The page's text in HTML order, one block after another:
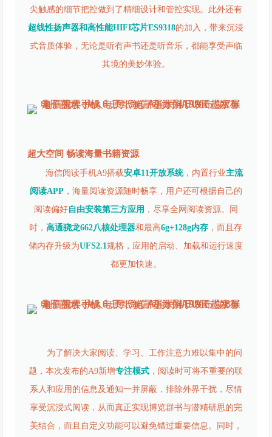
尖触感的细节把控做到了精细设计和管控实现。此外还有
超线性扬声器和高性能HIFI芯片ES9318的加入，带来沉浸
式音质体验，无论是听有声书还是听音乐，都能享受声临
其境的美妙体验。
超大空间 畅读海量书籍资源
海信阅读手机A9搭载安卓11开放系统，内置行业主流
阅读APP ，海量阅读资源随时畅享，用户还可根据自己的
阅读偏好自由安装第三方应用 ，尽享全网阅读资源。同
时，高通骁龙662八核处理器和最高6g+128g内存 ，而且存
储内存升级为UFS2.1规格，应用的启动、加载和运行速度
都更加快速。
为了解决大家阅读、学习、工作注意力难以集中的问
题，本次发布的A9新增专注模式 ，阅读时可将不重要的联
系人和应用的信息及通知一并屏蔽，排除外界干扰，尽情
享受沉浸式阅读，从而真正实现博览群书与潜精研思的完
美结合，而且自定义功能可以避免错过重要信息。同时，